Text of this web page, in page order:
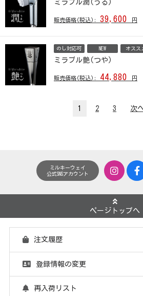
ミラブル潤(うる)
販売価格(税込): 39,600 円
のし対応可 NEW オスス
ミラブル艶(つや)
販売価格(税込): 44,880 円
1 2 3 次
ミルキーウェイ
公式SNSアカウント
ページトップへ
注文履歴
登録情報の変更
再入荷リスト